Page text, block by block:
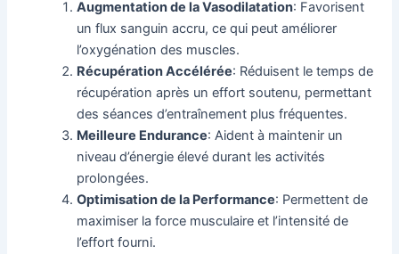
Augmentation de la Vasodilatation: Favorisent
un flux sanguin accru, ce qui peut améliorer
l’oxygénation des muscles.
Récupération Accélérée: Réduisent le temps de
récupération après un effort soutenu, permettant
des séances d’entraînement plus fréquentes.
Meilleure Endurance: Aident à maintenir un
niveau d’énergie élevé durant les activités
prolongées.
Optimisation de la Performance: Permettent de
maximiser la force musculaire et l’intensité de
l’effort fourni.